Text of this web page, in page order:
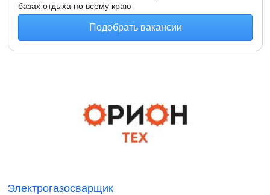
базах отдыха по всему краю
Подобрать вакансии
Электрогазосварщик